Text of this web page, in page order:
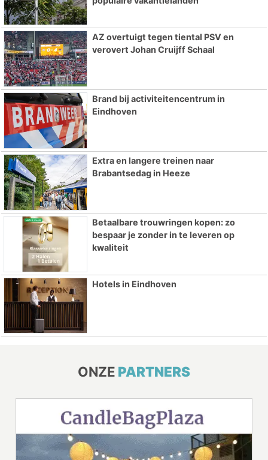
AZ overtuigt tegen tiental PSV en
verovert Johan Cruijff Schaal
Brand bij activiteitencentrum in
Eindhoven
Extra en langere treinen naar
Brabantsedag in Heeze
Betaalbare trouwringen kopen: zo
bespaar je zonder in te leveren op
kwaliteit
Hotels in Eindhoven
ONZE PARTNERS